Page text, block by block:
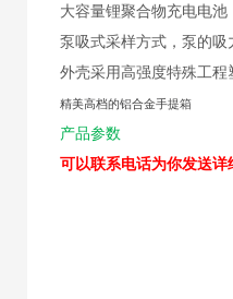
大容量锂聚合物充电电池
泵吸式采样方式，泵的吸
外壳采用高强度特殊工
精美高档的铝合金手提箱
产品参数
可以联系电话为你发送